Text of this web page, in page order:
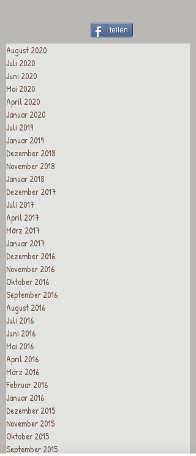
teilen
August 2020
Juli 2020
Juni 2020
Mai 2020
April 2020
Januar 2020
Juli 2019
Januar 2019
Dezember 2018
November 2018
Januar 2018
Dezember 2017
Juli 2017
April 2017
März 2017
Januar 2017
Dezember 2016
November 2016
Oktober 2016
September 2016
August 2016
Juli 2016
Juni 2016
Mai 2016
April 2016
März 2016
Februar 2016
Januar 2016
Dezember 2015
November 2015
Oktober 2015
September 2015